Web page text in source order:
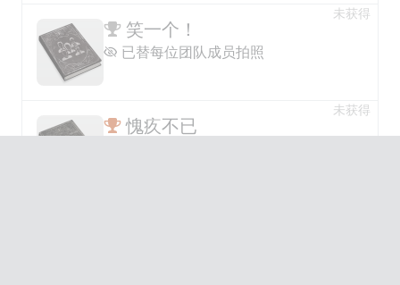
笑一个！
已替每位团队成员拍照
未获得
愧疚不已
未获得